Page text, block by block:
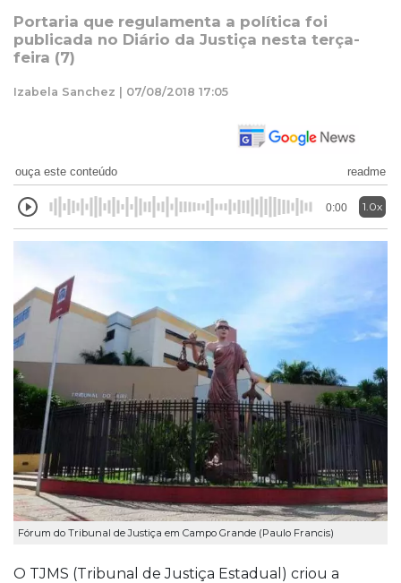
Portaria que regulamenta a política foi
publicada no Diário da Justiça nesta terça-
feira (7)
Izabela Sanchez | 07/08/2018 17:05
ouça este conteúdo readme
0:00 1.0x
Fórum do Tribunal de Justiça em Campo Grande (Paulo Francis)
O TJMS (Tribunal de Justiça Estadual) criou a